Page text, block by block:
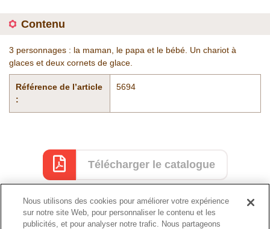
Contenu
3 personnages : la maman, le papa et le bébé. Un chariot à
glaces et deux cornets de glace.
Référence de l’article
:
5694
Télécharger le catalogue
Catalogue
Nous utilisons des cookies pour améliorer votre expérience
sur notre site Web, pour personnaliser le contenu et les
publicités, et pour analyser notre trafic. Nous partageons